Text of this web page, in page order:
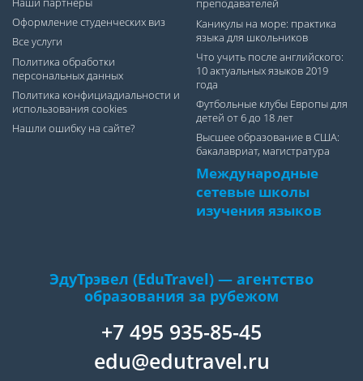
Наши партнеры
Оформление студенческих виз
Все услуги
Политика обработки
персональных данных
Политика конфициадиальности и
использования cookies
Нашли ошибку на сайте?
преподавателей
Каникулы на море: практика
языка для школьников
Что учить после английского:
10 актуальных языков 2019
года
Футбольные клубы Европы для
детей от 6 до 18 лет
Высшее образование в США:
бакалавриат, магистратура
Международные
сетевые школы
изучения языков
ЭдуТрэвел (EduTravel) — агентство
образования за рубежом
+7 495 935-85-45
edu@edutravel.ru